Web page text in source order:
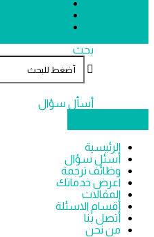
بحث
أسأل سؤال
الموبيل
الرئيسية
أسئل سؤال
وظائف ترجمة
اعرض خدماتك
المقالات
أقسام الاسئلة
أتصل بنا
من نحن